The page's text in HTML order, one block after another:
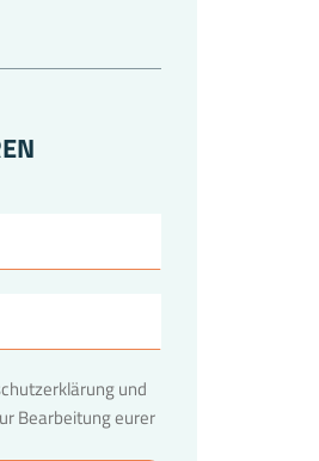
und
Bearbeitung eurer